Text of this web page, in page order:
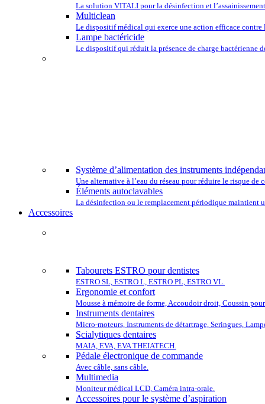
La solution VITALI pour la désinfection et
Multiclean
Le dispositif médical qui exerce une action efficace contre
Lampe bactéricide
Le dispositif qui réduit la présence de charge bactérienne
Système d’alimentation des instruments
Une alternative à l’eau du réseau pour réduire le risque
Éléments autoclavables
La désinfection ou le remplacement périodique maintient
Accessoires
Tabourets ESTRO pour dentistes
ESTRO SL, ESTRO L, ESTRO PL, ESTRO VL.
Ergonomie et confort
Mousse à mémoire de forme, Accoudoir droit, Coussin
Instruments dentaires
Micro-moteurs, Instruments de détartrage, Seringues,
Scialytiques dentaires
MAIA, EVA, EVA THEIATECH.
Pédale électronique de commande
Avec câble, sans câble.
Multimedia
Moniteur médical LCD, Caméra intra-orale.
Accessoires pour le système d’aspiration